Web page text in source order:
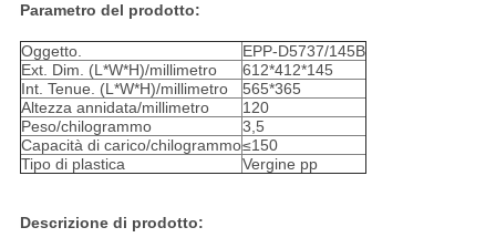
Parametro del prodotto:
Oggetto.
EPP-D5737/145B
Ext. Dim. (L*W*H)/millimetro
612*412*145
Int. Tenue. (L*W*H)/millimetro
565*365
Altezza annidata/millimetro
120
Peso/chilogrammo
3,5
Capacità di carico/chilogrammo≤150
Tipo di plastica
Vergine pp
Descrizione di prodotto: